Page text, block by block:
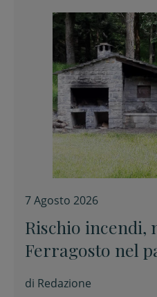
7 Agosto 2026
Rischio incendi,
Ferragosto nel
di Redazione